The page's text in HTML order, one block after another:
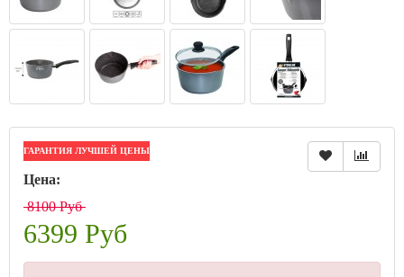
ГАРАНТИЯ ЛУЧШЕЙ ЦЕНЫ
Цена:
8100 Руб
6399 Руб